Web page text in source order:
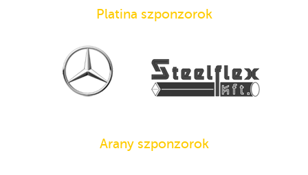
Platina szponzorok
Arany szponzorok